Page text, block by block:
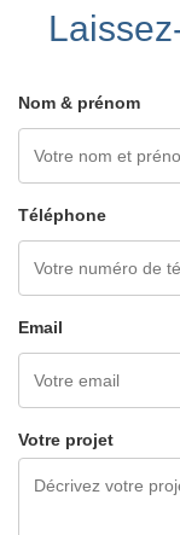
Nom & prénom
Téléphone
Email
Votre projet